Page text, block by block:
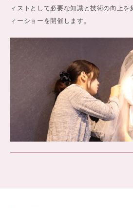
ィストとして必要な知識と技術の向上
ィーショーを開催します。